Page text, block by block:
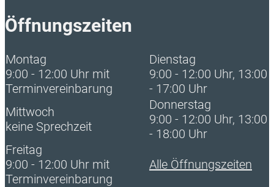
Öffnungszeiten
Montag
9:00 - 12:00 Uhr mit
Terminvereinbarung
Dienstag
9:00 - 12:00 Uhr, 13:00
- 17:00 Uhr
Mittwoch
keine Sprechzeit
Donnerstag
9:00 - 12:00 Uhr, 13:00
- 18:00 Uhr
Freitag
9:00 - 12:00 Uhr mit
Terminvereinbarung
Alle Öffnungszeiten